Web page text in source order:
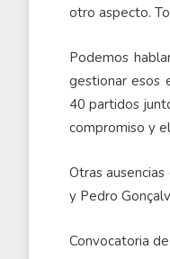
otro aspecto.
Podemos
gestionar esos
40 partidos
compromiso y
Otras
y Pedro
Convocatoria